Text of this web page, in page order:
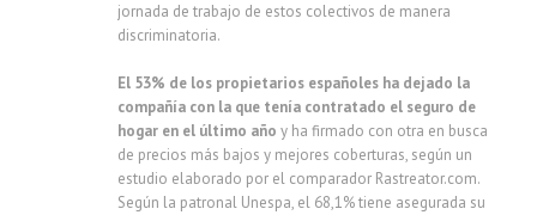
jornada de trabajo de estos colectivos de manera
discriminatoria.
El 53% de los propietarios españoles ha dejado la
compañía con la que tenía contratado el seguro de
hogar en el último año y ha firmado con otra en busca
de precios más bajos y mejores coberturas, según un
estudio elaborado por el comparador Rastreator.com.
Según la patronal Unespa, el 68,1% tiene asegurada su